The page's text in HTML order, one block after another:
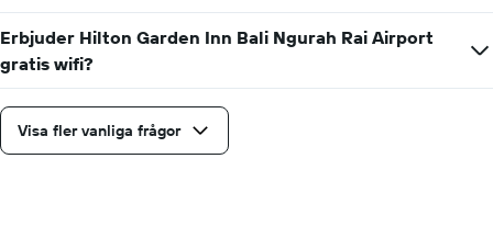
Erbjuder Hilton Garden Inn Bali Ngurah Rai Airport
gratis wifi?
Visa fler vanliga frågor